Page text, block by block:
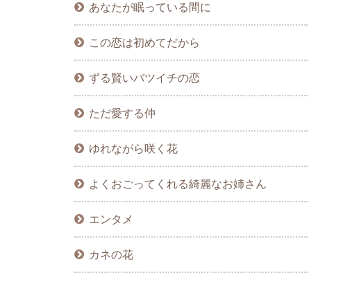
あなたが眠っている間に
この恋は初めてだから
ずる賢いバツイチの恋
ただ愛する仲
ゆれながら咲く花
よくおごってくれる綺麗なお姉さん
エンタメ
カネの花